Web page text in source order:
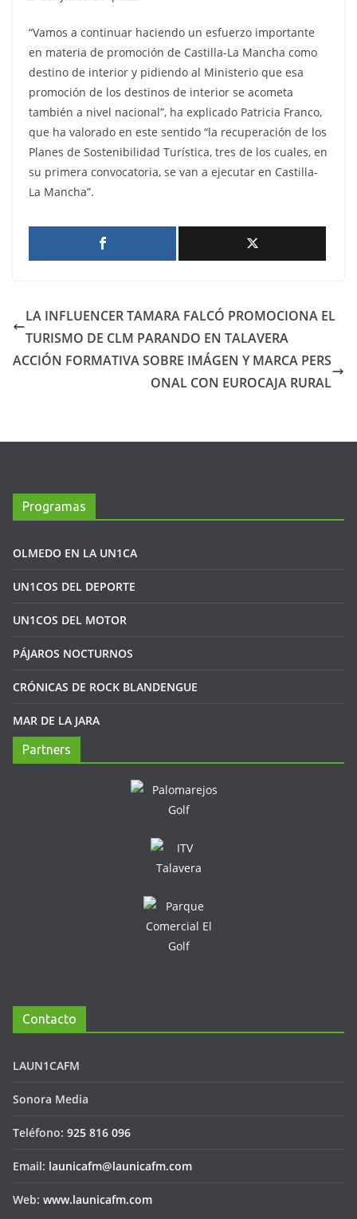
“Vamos a continuar haciendo un esfuerzo importante
en materia de promoción de Castilla-La Mancha como
destino de interior y pidiendo al Ministerio que esa
promoción de los destinos de interior se acometa
también a nivel nacional”, ha explicado Patricia Franco,
que ha valorado en este sentido “la recuperación de los
Planes de Sostenibilidad Turística, tres de los cuales, en
su primera convocatoria, se van a ejecutar en Castilla-
La Mancha”.
LA INFLUENCER TAMARA FALCÓ PROMOCIONA EL
TURISMO DE CLM PARANDO EN TALAVERA
ACCIÓN FORMATIVA SOBRE IMÁGEN Y MARCA PERS
ONAL CON EUROCAJA RURAL
Programas
OLMEDO EN LA UN1CA
UN1COS DEL DEPORTE
UN1COS DEL MOTOR
PÁJAROS NOCTURNOS
CRÓNICAS DE ROCK BLANDENGUE
MAR DE LA JARA
Partners
Contacto
LAUN1CAFM
Sonora Media
Teléfono: 925 816 096
Email: launicafm@launicafm.com
Web: www.launicafm.com